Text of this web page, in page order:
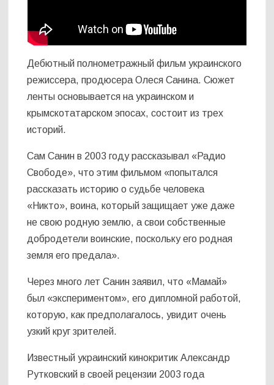
Дебютный полнометражный фильм украинского
режиссера, продюсера Олеся Санина. Сюжет
ленты основывается на украинском и
крымскотатарском эпосах, состоит из трех
историй.
Сам Санин в 2003 году рассказывал «Радио
Свободе», что этим фильмом «попытался
рассказать историю о судьбе человека
«Никто», воина, который защищает уже даже
не свою родную землю, а свои собственные
добродетели воинские, поскольку его родная
земля его предала».
Через много лет Санин заявил, что «Мамай»
был «экспериментом», его дипломной работой,
которую, как предполагалось, увидит очень
узкий круг зрителей.
Известный украинский кинокритик Александр
Рутковский в своей рецензии 2003 года